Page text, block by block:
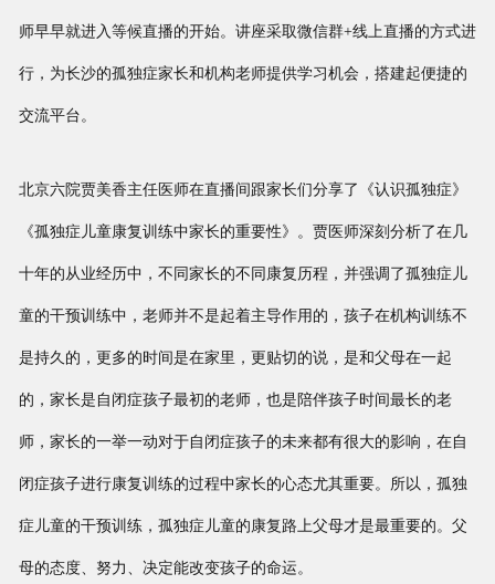
师早早就进入等候直播的开始。讲座采取微信群+线上直播的方式进
行，为长沙的孤独症家长和机构老师提供学习机会，搭建起便捷的
交流平台。
北京六院贾美香主任医师在直播间跟家长们分享了《认识孤独症》
《孤独症儿童康复训练中家长的重要性》。贾医师深刻分析了在几
十年的从业经历中，不同家长的不同康复历程，并强调了孤独症儿
童的干预训练中，老师并不是起着主导作用的，孩子在机构训练不
是持久的，更多的时间是在家里，更贴切的说，是和父母在一起
的，家长是自闭症孩子最初的老师，也是陪伴孩子时间最长的老
师，家长的一举一动对于自闭症孩子的未来都有很大的影响，在自
闭症孩子进行康复训练的过程中家长的心态尤其重要。所以，孤独
症儿童的干预训练，孤独症儿童的康复路上父母才是最重要的。父
母的态度、努力、决定能改变孩子的命运。